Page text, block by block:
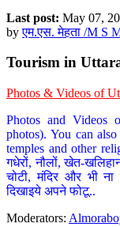
Last post: May 07,
byएम.एस. मेहता /M S
Tourism in
Photos & Videos of
Photos and Videos
photos). You can
temples and other
गधेरों, नौलों, खेत-
चोटी, मंदिर और भी
दिखाइये अपने फोटू..
Moderators: